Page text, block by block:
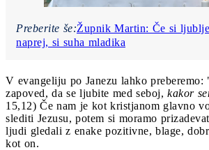
Preberite še:Župnik Martin: Če si
naprej, si suha mladika
V evangeliju po Janezu lahko preberemo:
zapoved, da se ljubite med seboj, kakor
15,12) Če nam je kot kristjanom glavno
slediti Jezusu, potem si moramo
ljudi gledali z enake pozitivne, blage,
kot on.